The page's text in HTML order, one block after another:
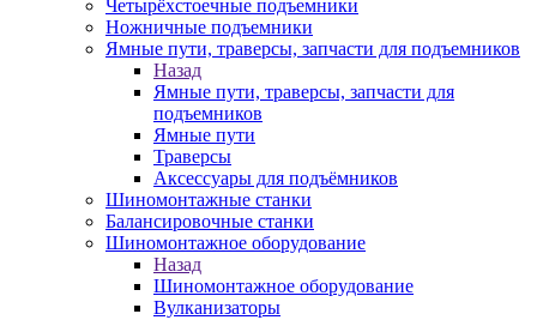
Четырёхстоечные подъемники
Ножничные подъемники
Ямные пути, траверсы, запчасти для подъемников
Назад
Ямные пути, траверсы, запчасти для
подъемников
Ямные пути
Траверсы
Аксессуары для подъёмников
Шиномонтажные станки
Балансировочные станки
Шиномонтажное оборудование
Назад
Шиномонтажное оборудование
Вулканизаторы